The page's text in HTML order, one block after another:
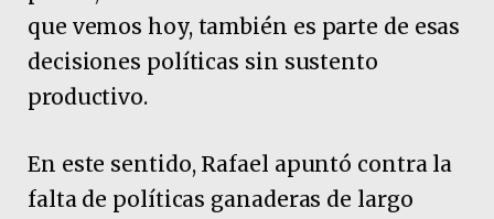
que vemos hoy, también es parte de esas
decisiones políticas sin sustento
productivo.
En este sentido, Rafael apuntó contra la
falta de políticas ganaderas de largo